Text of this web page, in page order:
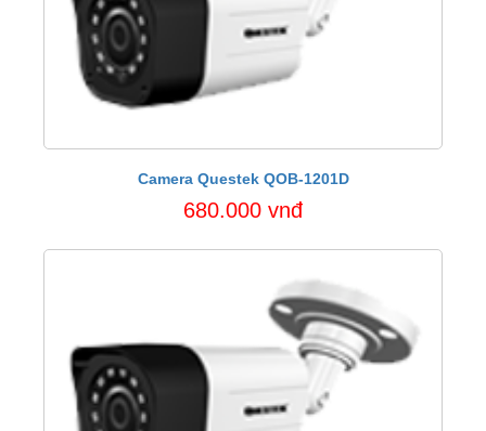
Camera Questek QOB-1201D
680.000 vnđ